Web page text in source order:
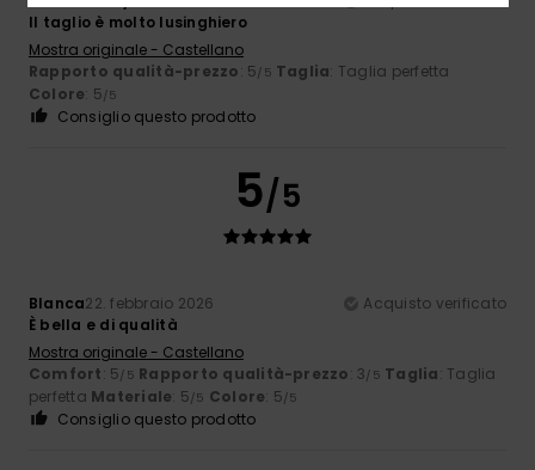
Il taglio è molto lusinghiero
Mostra originale - Castellano
Rapporto qualità-prezzo: 5/5 Taglia: Taglia perfetta
Colore: 5/5
Consiglio questo prodotto
5/5
Blanca22. febbraio 2026
Acquisto verificato
È bella e di qualità
Mostra originale - Castellano
Comfort: 5/5 Rapporto qualità-prezzo: 3/5 Taglia: Taglia
perfetta Materiale: 5/5 Colore: 5/5
Consiglio questo prodotto